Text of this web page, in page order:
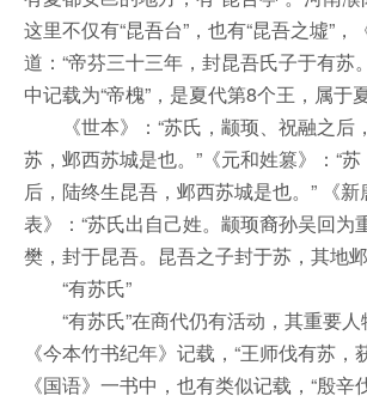
这里不仅有“昆吾台”，也有“昆吾之墟”，
道：“帝芬三十三年，封昆吾氏子于有苏
中记载为“帝槐”，是夏代第8个王，属于
《世本》：“苏氏，颛顼、祝融之后
苏，邺西苏城是也。”《元和姓篡》：“
后，陆终生昆吾，邺西苏城是也。” 《新
表》：“苏氏出自己姓。颛顼裔孙吴回为
樊，封于昆吾。昆吾之子封于苏，其地
“有苏氏”
“有苏氏”在商代仍有活动，其重要人
《今本竹书纪年》记载，“王师伐有苏，
《国语》一书中，也有类似记载，“殷